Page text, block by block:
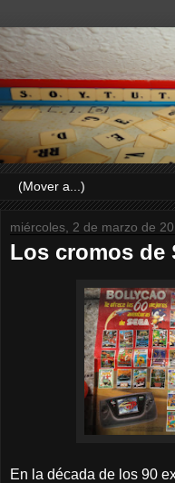
miércoles, 2 de marzo de
Los cromos de
En la década de los 90